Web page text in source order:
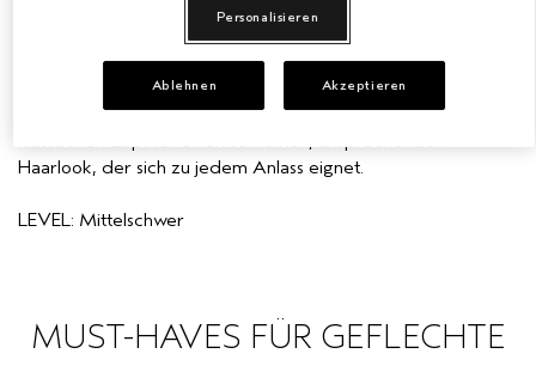
EMPFINDLICHE KOPFHAUT
PURE ABUNDANCE
ALLE KOLLEKTIONEN
WASSERFALL- GEFLECHT
SCHRITT-FÜR-SCHRITT
Probiere das Wasserfall-Geflecht aus. Eine Alternative zum
Haarlook, der sich zu jedem Anlass eignet.
LEVEL: Mittelschwer
MUST-HAVES FÜR GEFLECHTE
Personalisieren
Ablehnen Akzeptieren